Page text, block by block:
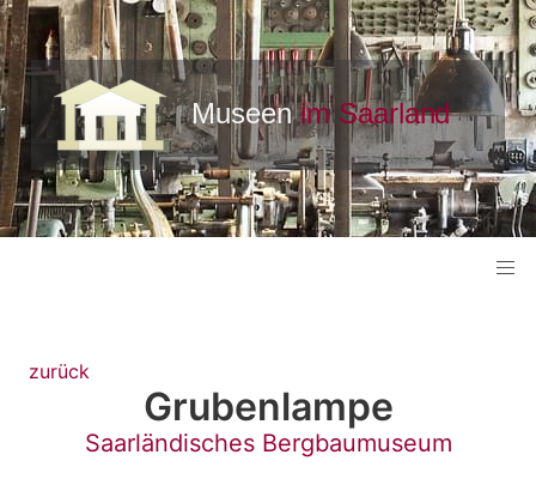
zurück
Grubenlampe
Saarländisches Bergbaumuseum